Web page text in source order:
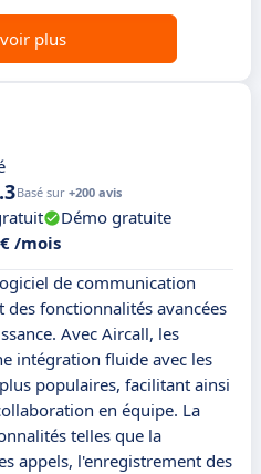
plus
Basé sur +200 avis
Démo gratuite
/mois
de communication
fonctionnalités avancées
Avec Aircall, les
intégration fluide avec les
populaires, facilitant ainsi
en équipe. La
telles que la
appels, l'enregistrement des